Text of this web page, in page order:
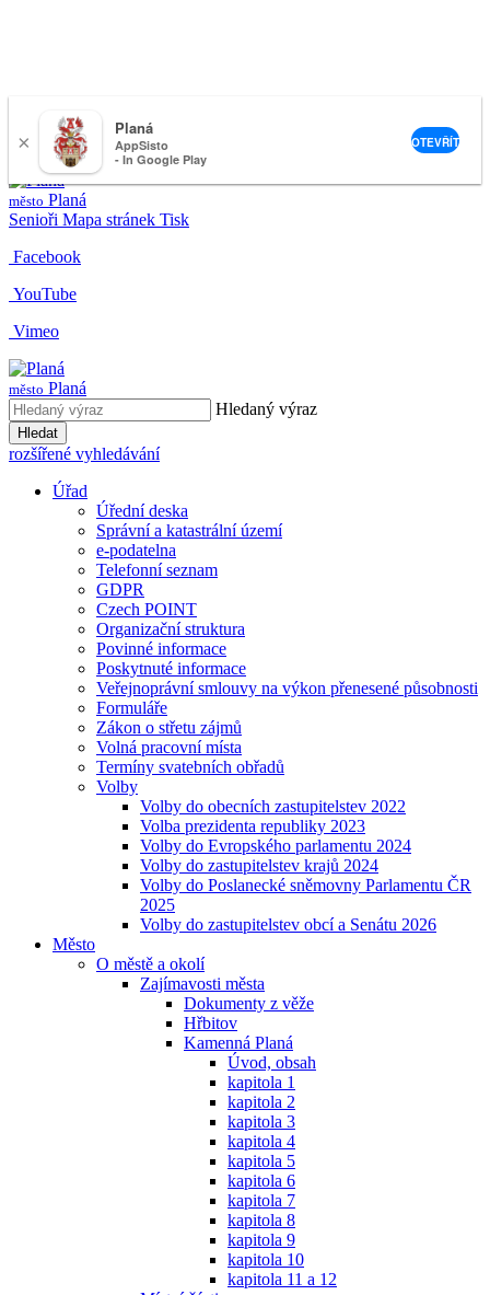
nemeckova@muplana.cz
město Planá
Senioři Mapa stránek Tisk
Facebook
YouTube
Vimeo
město Planá
Hledaný výraz
Hledat
rozšířené vyhledávání
Úřad
Úřední deska
Správní a katastrální území
e-podatelna
Telefonní seznam
GDPR
Czech POINT
Organizační struktura
Povinné informace
Poskytnuté informace
Veřejnoprávní smlouvy na výkon přenesené působnosti
Formuláře
Zákon o střetu zájmů
Volná pracovní místa
Termíny svatebních obřadů
Volby
Volby do obecních zastupitelstev 2022
Volba prezidenta republiky 2023
Volby do Evropského parlamentu 2024
Volby do zastupitelstev krajů 2024
Volby do Poslanecké sněmovny Parlamentu ČR
2025
Volby do zastupitelstev obcí a Senátu 2026
Město
O městě a okolí
Zajímavosti města
Dokumenty z věže
Hřbitov
Kamenná Planá
Úvod, obsah
kapitola 1
kapitola 2
kapitola 3
kapitola 4
kapitola 5
kapitola 6
kapitola 7
kapitola 8
kapitola 9
kapitola 10
kapitola 11 a 12
×
Planá
AppSisto
- In Google Play
OTEVŘÍT